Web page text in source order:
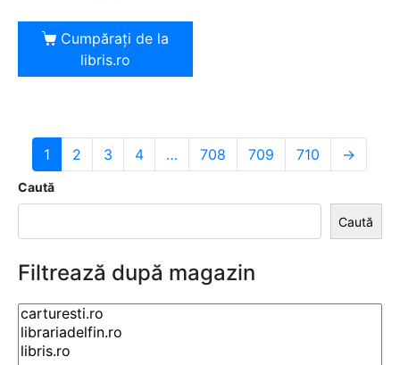
Cumpărați de la
libris.ro
1 2 3 4 … 708 709 710 →
Caută
Caută
Filtrează după magazin